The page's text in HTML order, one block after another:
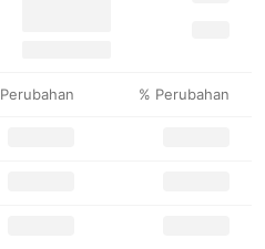
Perubahan % Perubahan